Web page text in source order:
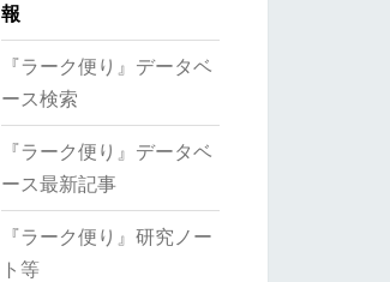
報
『ラーク便り』データベ
ース検索
『ラーク便り』データベ
ース最新記事
『ラーク便り』研究ノー
ト等